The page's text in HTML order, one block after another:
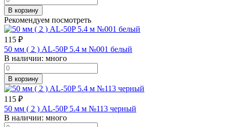
В корзину
Рекомендуем посмотреть
115 ₽
50 мм ( 2 ) AL-50P 5.4 м №001 белый
В наличии: много
В корзину
115 ₽
50 мм ( 2 ) AL-50P 5.4 м №113 черный
В наличии: много